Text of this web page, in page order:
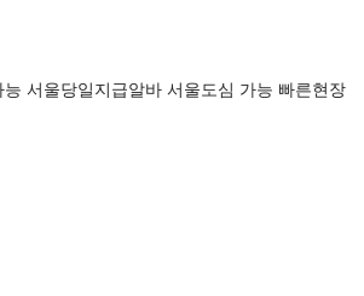
서울당일지급알바 서울도심 가능 빠른현장